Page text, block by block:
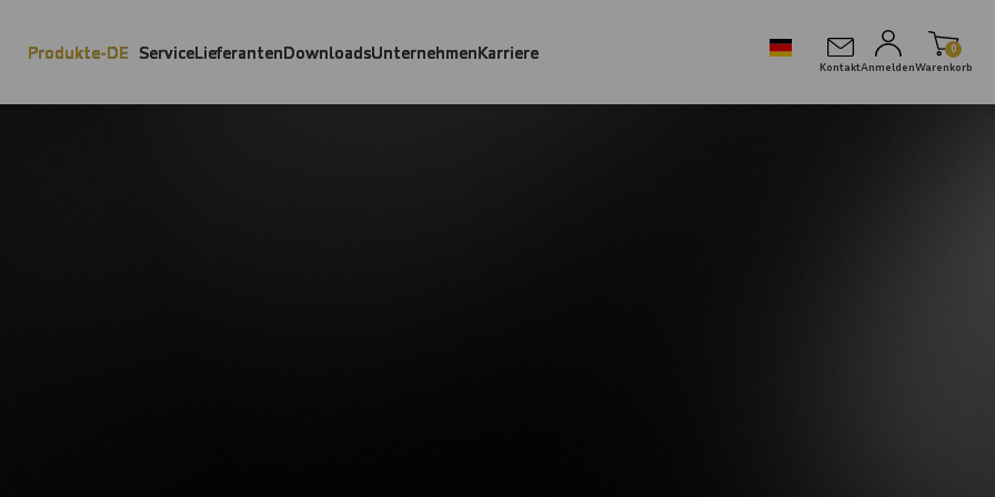
Produkte-DE ServiceLieferantenDownloadsUnternehmenKarriere
KontaktAnmelden
0
Warenkorb